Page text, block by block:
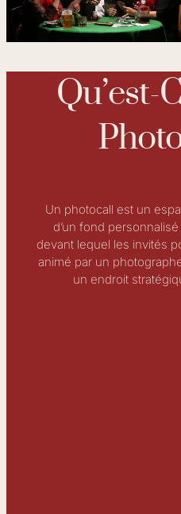
Qu’est-
Un photocall est un
d’un fond
devant lequel les invités
animé par un
un endroit